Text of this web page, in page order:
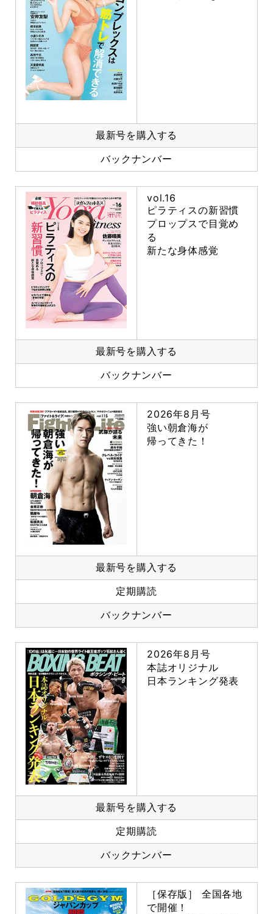
最新号を購入する
バックナンバー
vol.16
ピラティスの新習慣
プロップスで目覚め
る
新たな身体感覚
最新号を購入する
バックナンバー
2026年8月号
強い朝倉海が
帰ってきた！
最新号を購入する
定期購読
バックナンバー
2026年8月号
本誌オリジナル
日本ランキング発表
最新号を購入する
定期購読
バックナンバー
［保存版］ 全国各地
で開催！